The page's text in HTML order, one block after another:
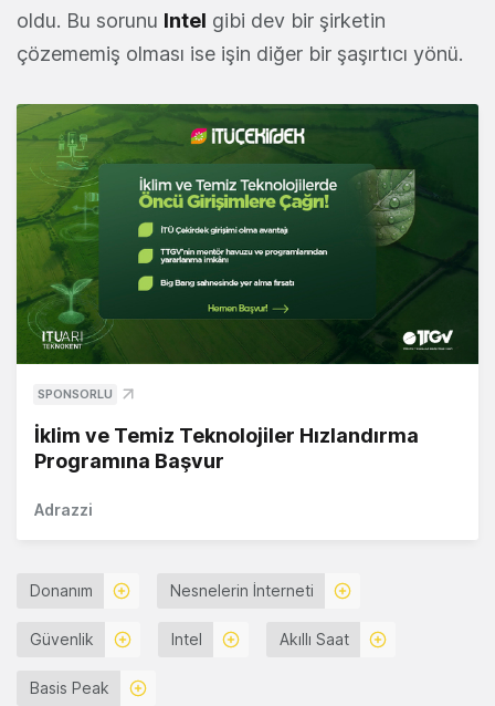
oldu. Bu sorunu Intel gibi dev bir şirketin
çözememiş olması ise işin diğer bir şaşırtıcı yönü.
SPONSORLU
İklim ve Temiz Teknolojiler Hızlandırma
Programına Başvur
Adrazzi
Donanım Nesnelerin İnterneti
Güvenlik Intel Akıllı Saat
Basis Peak